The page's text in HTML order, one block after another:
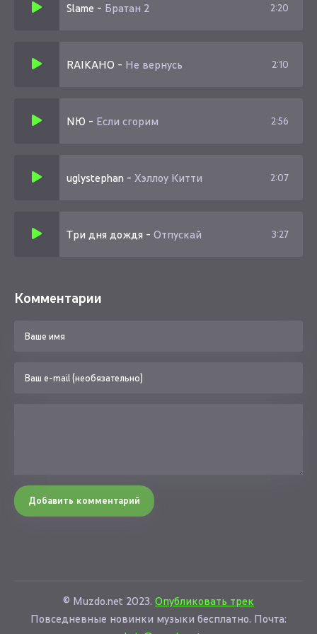
Сделай необратимым
И сделает это красиво
Вы теперь с ним не пара
С кем по барам пьяной
Slame - Братан 2 2:20
RAIKAHO - Не вернусь 2:10
NЮ - Если сгорим 2:56
uglystephan - Хэллоу Китти 2:07
Три дня дождя - Отпускай 3:27
Комментарии
Добавить комментарий
© Muzdo.net 2023. Опубликовать трек
Повседневные новинки музыки бесплатно. Почта: